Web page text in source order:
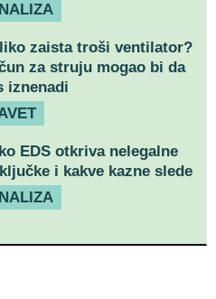
zaista troši ventilator?
za struju mogao bi da
iznenadi
EDS otkriva nelegalne
i kakve kazne slede